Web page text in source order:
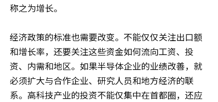
称之为增长。
经济政策的标准也需要改变。不能仅仅关注出口额
和增长率，还要关注这些资金如何流向工资、投
资、内需和地区。如果半导体企业的业绩改善，就
必须扩大与合作企业、研究人员和地方经济的联
系。高科技产业的投资不能仅集中在首都圈，还应